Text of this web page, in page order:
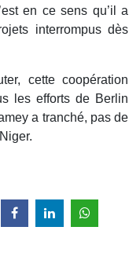
en ce sens qu’il a
interrompus dès
cette coopération
les efforts de Berlin
a tranché, pas de